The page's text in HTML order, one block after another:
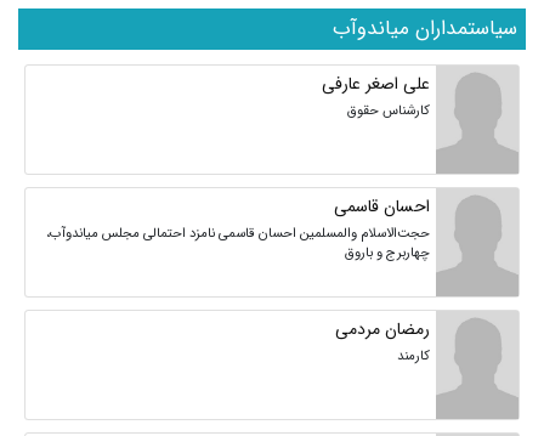
سیاستمداران میاندوآب
علی اصغر عارفی
کارشناس حقوق
احسان قاسمی
حجت‌الاسلام والمسلمین احسان قاسمی نامزد احتمالی مجلس میاندوآب،
چهاربرج و باروق
رمضان مردمی
کارمند